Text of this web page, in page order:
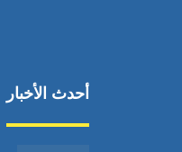
أحدث الأخبار